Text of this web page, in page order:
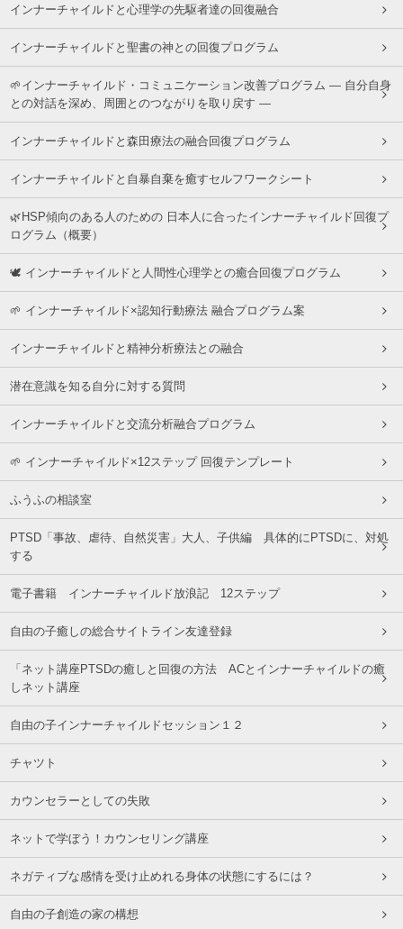
インナーチャイルドと心理学の先駆者達の回復融合
インナーチャイルドと聖書の神との回復プログラム
🌱インナーチャイルド・コミュニケーション改善プログラム ― 自分自身
との対話を深め、周囲とのつながりを取り戻す ―
インナーチャイルドと森田療法の融合回復プログラム
インナーチャイルドと自暴自棄を癒すセルフワークシート
🌿HSP傾向のある人のための 日本人に合ったインナーチャイルド回復プ
ログラム（概要）
🕊 インナーチャイルドと人間性心理学との癒合回復プログラム
🌱 インナーチャイルド×認知行動療法 融合プログラム案
インナーチャイルドと精神分析療法との融合
潜在意識を知る自分に対する質問
インナーチャイルドと交流分析融合プログラム
🌱 インナーチャイルド×12ステップ 回復テンプレート
ふうふの相談室
PTSD「事故、虐待、自然災害」大人、子供編 具体的にPTSDに、対処
する
電子書籍 インナーチャイルド放浪記 12ステップ
自由の子癒しの総合サイトライン友達登録
「ネット講座PTSDの癒しと回復の方法 ACとインナーチャイルドの癒
しネット講座
自由の子インナーチャイルドセッション１２
チャツト
カウンセラーとしての失敗
ネットで学ぼう！カウンセリング講座
ネガティブな感情を受け止めれる身体の状態にするには？
自由の子創造の家の構想